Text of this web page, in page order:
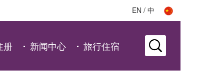
EN / 中
册 新闻中心 旅行住宿